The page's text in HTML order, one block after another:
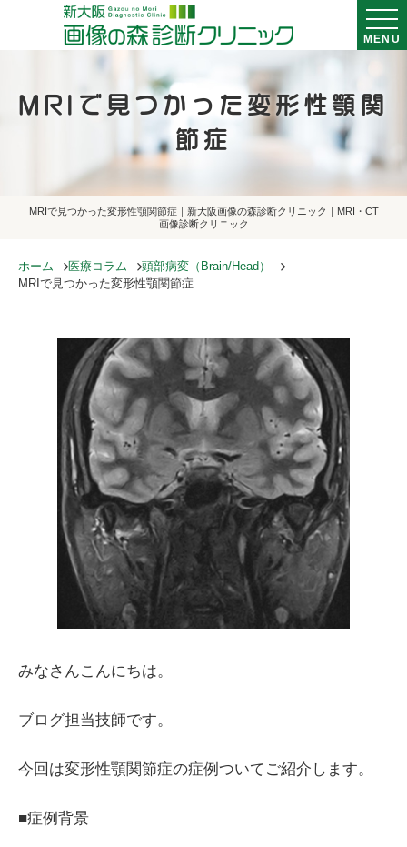
MENU
MRIで見つかった変形性顎関
節症
MRIで見つかった変形性顎関節症｜新大阪画像の森診断クリニック｜MRI・CT
画像診断クリニック
ホーム 医療コラム
頭部病変（Brain/Head）
MRIで見つかった変形性顎関節症
みなさんこんにちは​。
ブログ担当技師です。​​​
​​今回は変形性顎関節症の症例ついてご紹介します。
■症例背景